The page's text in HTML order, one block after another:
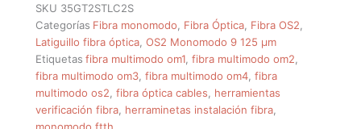
SKU 35GT2STLC2S
Categorías Fibra monomodo Fibra Óptica Fibra OS2
Latiguillo fibra óptica ,OS2 Monomodo 9 125 µm
Etiquetas fibra multimodo om1 ,fibra multimodo om2
fibra multimodo om3 ,fibra multimodo om4 ,fibra
multimodo os2 ,fibra óptica cables
herramientas
verificación fibra herraminetas instalación fibra